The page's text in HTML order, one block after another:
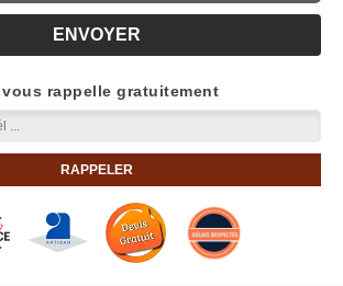
vous rappelle gratuitement